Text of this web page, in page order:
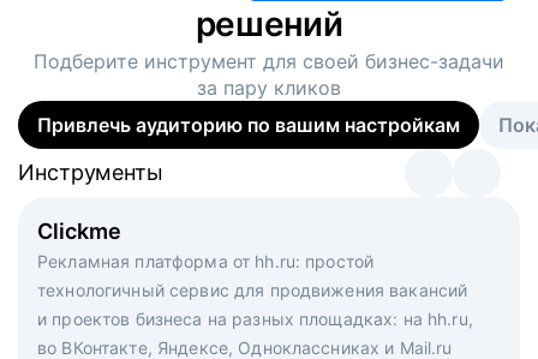
решений
Подберите инструмент для своей бизнес-задачи
за пару кликов
Привлечь аудиторию по вашим настройкам
Clickme
Рекламная платформа от hh.ru: простой
технологичный сервис для продвижения вакансий
и проектов бизнеса на разных площадках: на hh.ru,
во ВКонтакте, Яндексе, Одноклассниках и Mail.ru
Инструменты
Вакансия дня
Рекламный формат для вакансий на главной странице
hh.ru. Увеличивает количество откликов
Инструменты
Массовый подбор под ключ. Решите, сколько
кандидатов и когда вам нужно, и за дело возьмутся
маркетологи, рекрутеры и проектные менеджеры
hh.ru с целым набором digital-инструментов
Инструменты